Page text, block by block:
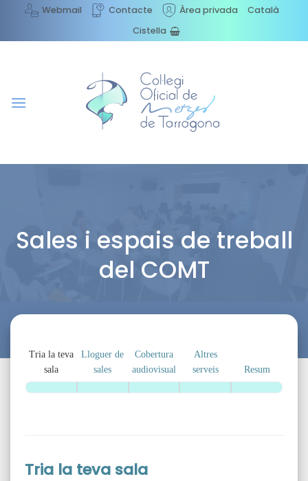
content
Webmail Contacte Àrea privada
Català
Cistella
Sales i espais de treball
del COMT
DE
SALES
2
Tria la teva
sala
Lloguer de
sales
Cobertura
audiovisual
Altres
serveis
Resum
Tria la teva sala